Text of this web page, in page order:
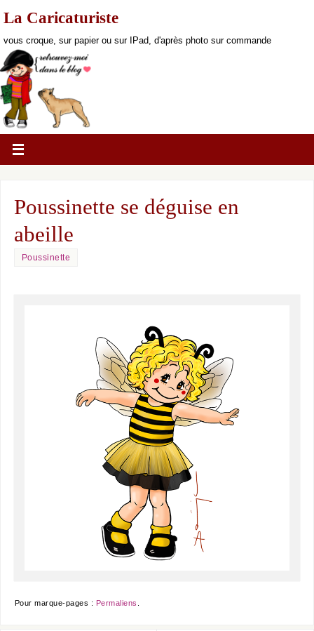
La Caricaturiste
vous croque, sur papier ou sur IPad, d'après photo sur commande
Poussinette se déguise en
abeille
Poussinette
Pour marque-pages : Permaliens